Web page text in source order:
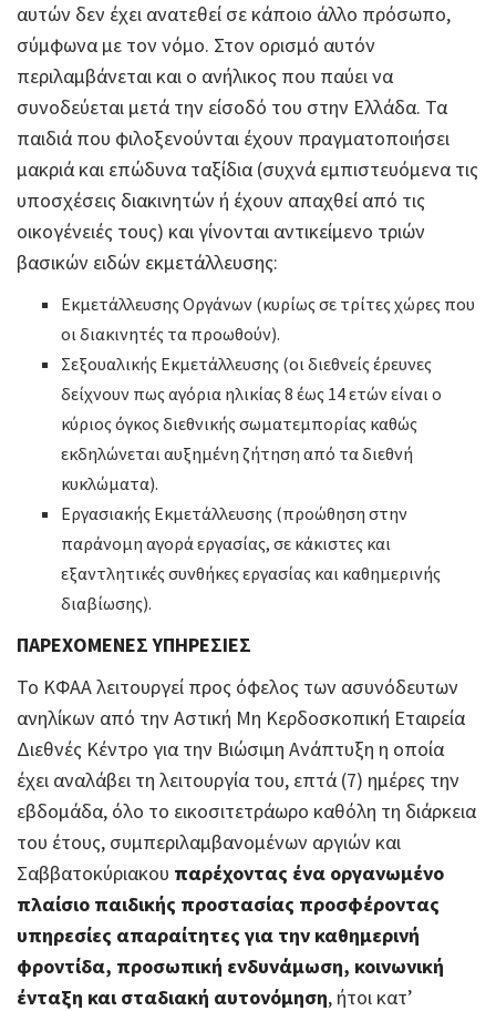
αυτών δεν έχει ανατεθεί σε κάποιο άλλο πρόσωπο,
σύμφωνα με τον νόμο. Στον ορισμό αυτόν
περιλαμβάνεται και ο ανήλικος που παύει να
συνοδεύεται μετά την είσοδό του στην Ελλάδα. Τα
παιδιά που φιλοξενούνται έχουν πραγματοποιήσει
μακριά και επώδυνα ταξίδια (συχνά εμπιστευόμενα τις
υποσχέσεις διακινητών ή έχουν απαχθεί από τις
οικογένειές τους) και γίνονται αντικείμενο τριών
βασικών ειδών εκμετάλλευσης:
Εκμετάλλευσης Οργάνων (κυρίως σε τρίτες χώρες που
οι διακινητές τα προωθούν).
Σεξουαλικής Εκμετάλλευσης (οι διεθνείς έρευνες
δείχνουν πως αγόρια ηλικίας 8 έως 14 ετών είναι ο
κύριος όγκος διεθνικής σωματεμπορίας καθώς
εκδηλώνεται αυξημένη ζήτηση από τα διεθνή
κυκλώματα).
Εργασιακής Εκμετάλλευσης (προώθηση στην
παράνομη αγορά εργασίας, σε κάκιστες και
εξαντλητικές συνθήκες εργασίας και καθημερινής
διαβίωσης).
ΠΑΡΕΧΟΜΕΝΕΣ ΥΠΗΡΕΣΙΕΣ
Το ΚΦΑΑ λειτουργεί προς όφελος των ασυνόδευτων
ανηλίκων από την Αστική Μη Κερδοσκοπική Εταιρεία
Διεθνές Κέντρο για την Βιώσιμη Ανάπτυξη η οποία
έχει αναλάβει τη λειτουργία του, επτά (7) ημέρες την
εβδομάδα, όλο το εικοσιτετράωρο καθόλη τη διάρκεια
του έτους, συμπεριλαμβανομένων αργιών και
Σαββατοκύριακου παρέχοντας ένα οργανωμένο
πλαίσιο παιδικής προστασίας προσφέροντας
υπηρεσίες απαραίτητες για την καθημερινή
φροντίδα, προσωπική ενδυνάμωση, κοινωνική
ένταξη και σταδιακή αυτονόμηση, ήτοι κατ’